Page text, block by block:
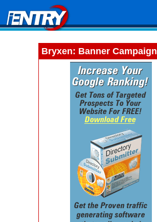
Bryxen: Banner Campaign